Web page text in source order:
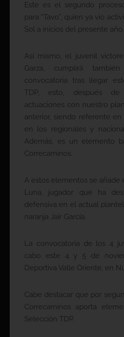
Este es el segundo
para “Tavo”, quien ya vio
Sol a inicios del presente año.
Así mismo, el juvenil
Garza, cumplirá
convocatoria tras llegar
TDP, esto, después de
actuaciones con nuestro
anterior, siendo referente
en los regionales y
Además, es un elemento
Correcaminos.
A estos elementos se añade
Luna, jugador que ha
defensiva en el actual
naranja Jaír García.
La convocatoria de los 4
cabo este 4 y 5 de
Deportiva Valle Oriente, en
Cabe destacar que por
Correcaminos aporta
Selección TDP.